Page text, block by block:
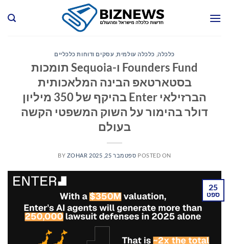
כלכלה, כלכלה עולמית, עסקים ודוחות כלכליים
Founders Fund ו-Sequoia תומכות
בסטארטאפ הבינה המלאכותית
הברזילאי Enter בהיקף של 350 מיליון
דולר בהימור על השוק המשפטי הקשה
בעולם
POSTED ON ספטמבר 25, 2025 BY ZOHAR
25
ספט